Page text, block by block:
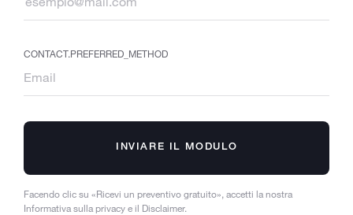
CONTACT.PREFERRED_METHOD
INVIARE IL MODULO
Facendo clic su «Ricevi un preventivo gratuito», accetti la nostra
Informativa sulla privacy e il Disclaimer.